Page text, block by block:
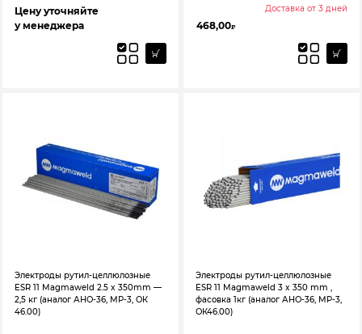
Цену уточняйте
у менеджера
Доставка от 3 дней
468,00₽
Электроды рутил-целлюлозные
ESR 11 Magmaweld 2.5 x 350mm —
2,5 кг (аналог АНО-36, МР-3, ОК
46.00)
Электроды рутил-целлюлозные
ESR 11 Magmaweld 3 x 350 mm ,
фасовка 1кг (аналог АНО-36, МР-3,
ОК46.00)